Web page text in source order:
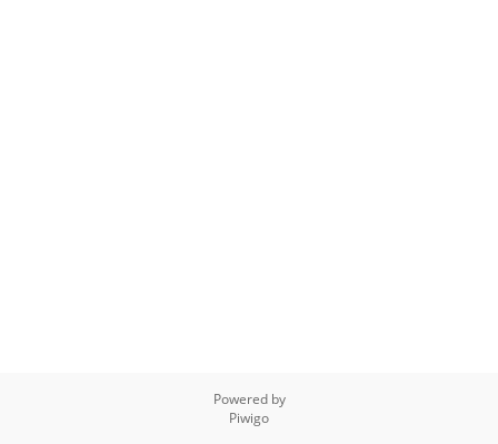
Powered by
Piwigo